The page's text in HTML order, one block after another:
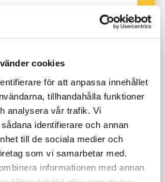
cookies
för att anpassa innehållet
tillhandahålla funktioner
analysera vår trafik. Vi
identifierare och annan
till de sociala medier och
som vi samarbetar med.
informationen med annan